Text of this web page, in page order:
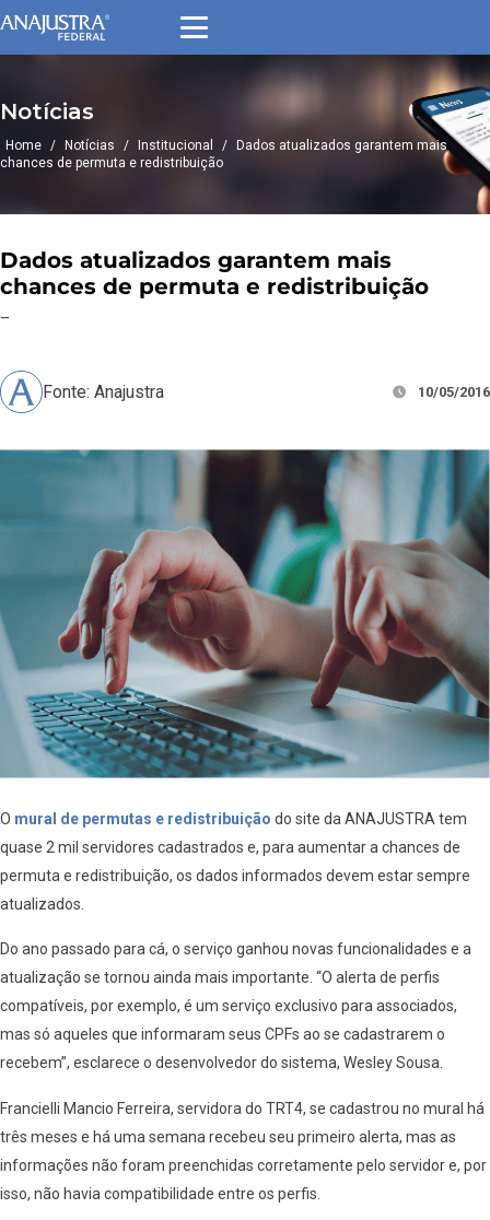
Notícias
Home / Notícias / Institucional /
Dados atualizados garantem mais
chances de permuta e redistribuição
Dados atualizados garantem mais
chances de permuta e redistribuição
–
Fonte: Anajustra 10/05/2016
O mural de permutas e redistribuição do site da ANAJUSTRA tem
quase 2 mil servidores cadastrados e, para aumentar a chances de
permuta e redistribuição, os dados informados devem estar sempre
atualizados.
Do ano passado para cá, o serviço ganhou novas funcionalidades e a
atualização se tornou ainda mais importante. “O alerta de perfis
compatíveis, por exemplo, é um serviço exclusivo para associados,
mas só aqueles que informaram seus CPFs ao se cadastrarem o
recebem”, esclarece o desenvolvedor do sistema, Wesley Sousa.
Francielli Mancio Ferreira, servidora do TRT4, se cadastrou no mural há
três meses e há uma semana recebeu seu primeiro alerta, mas as
informações não foram preenchidas corretamente pelo servidor e, por
isso, não havia compatibilidade entre os perfis.